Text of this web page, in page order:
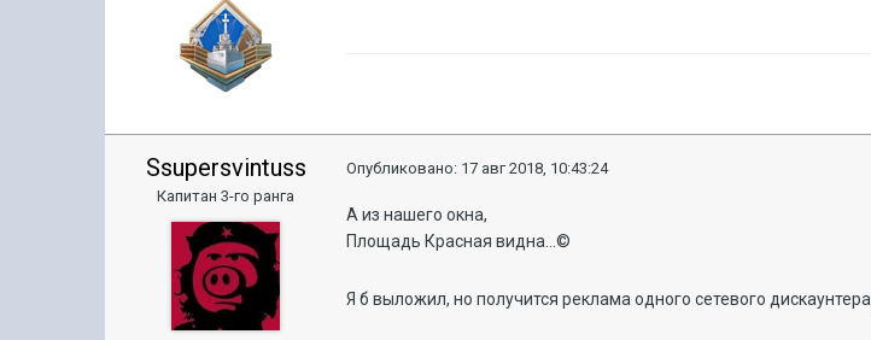
Ssupersvintuss
Капитан 3-го ранга
Опубликовано: 17 авг 2018, 10:43:24
А из нашего окна,
Площадь Красная видна...©
Я б выложил, но получится реклама одного сетевого дискаунтера